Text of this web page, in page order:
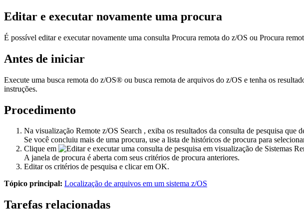
Editar e executar novamente uma procura
É possível editar e executar novamente uma consulta Procura remota do z/OS ou Procura
Antes de iniciar
Execute uma busca remota do z/OS® ou busca remota de arquivos do z/OS e tenha os
instruções.
Procedimento
Na visualização Remote z/OS Search , exiba os resultados da consulta de pesquisa que
Se você concluiu mais de uma procura, use a lista de históricos de procura para
Clique em
A janela de procura é aberta com seus critérios de procura anteriores.
Editar os critérios de pesquisa e clicar em OK.
Tópico principal: Localização de arquivos em um sistema z/OS
Tarefas relacionadas